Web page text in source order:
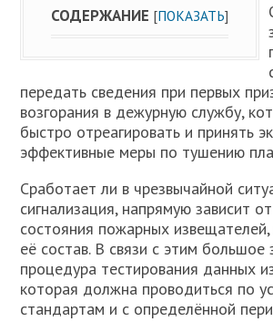
СОДЕРЖАНИЕ [ПОКАЗАТЬ]
передать сведения при первых
возгорания в дежурную службу,
быстро отреагировать и принять
эффективные меры по тушению
Сработает ли в чрезвычайной
сигнализация, напрямую зависит
состояния пожарных
её состав. В связи с этим большое
процедура тестирования данных
которая должна проводиться по
стандартам и с определённой